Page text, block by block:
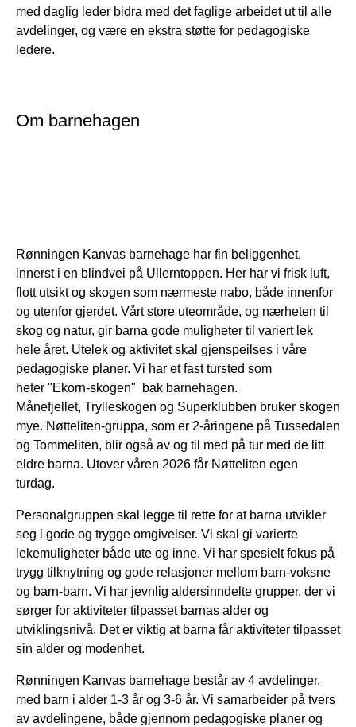
med daglig leder bidra med det faglige arbeidet ut til alle
avdelinger, og være en ekstra støtte for pedagogiske
ledere.
Om barnehagen
Rønningen Kanvas barnehage har fin beliggenhet,
innerst i en blindvei på Ullerntoppen. Her har vi frisk luft,
flott utsikt og skogen som nærmeste nabo, både innenfor
og utenfor gjerdet. Vårt store uteområde, og nærheten til
skog og natur, gir barna gode muligheter til variert lek
hele året. Utelek og aktivitet skal gjenspeilses i våre
pedagogiske planer. Vi har et fast tursted som
heter "Ekorn-skogen" bak barnehagen.
Månefjellet, Trylleskogen og Superklubben bruker skogen
mye. Nøtteliten-gruppa, som er 2-åringene på Tussedalen
og Tommeliten, blir også av og til med på tur med de litt
eldre barna. Utover våren 2026 får Nøtteliten egen
turdag.
Personalgruppen skal legge til rette for at barna utvikler
seg i gode og trygge omgivelser. Vi skal gi varierte
lekemuligheter både ute og inne. Vi har spesielt fokus på
trygg tilknytning og gode relasjoner mellom barn-voksne
og barn-barn. Vi har jevnlig aldersinndelte grupper, der vi
sørger for aktiviteter tilpasset barnas alder og
utviklingsnivå. Det er viktig at barna får aktiviteter tilpasset
sin alder og modenhet.
Rønningen Kanvas barnehage består av 4 avdelinger,
med barn i alder 1-3 år og 3-6 år. Vi samarbeider på tvers
av avdelingene, både gjennom pedagogiske planer og